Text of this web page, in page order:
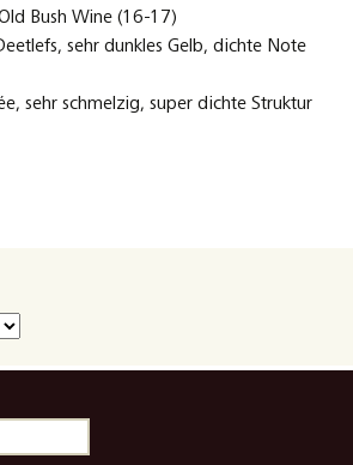
Bush Wine (16-17)
sehr dunkles Gelb, dichte Note
sehr schmelzig, super dichte Struktur